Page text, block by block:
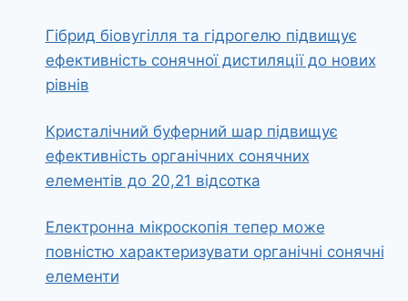
Гібрид біовугілля та гідрогелю підвищує
ефективність сонячної дистиляції до нових
рівнів
Кристалічний буферний шар підвищує
ефективність органічних сонячних
елементів до 20,21 відсотка
Електронна мікроскопія тепер може
повністю характеризувати органічні сонячні
елементи